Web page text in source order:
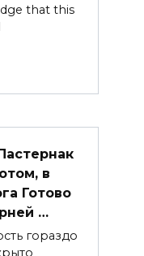
that this
в
Готово
…
гораздо